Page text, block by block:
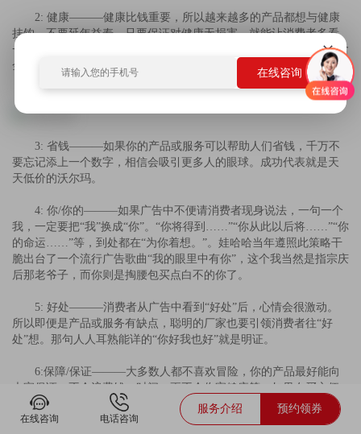
2: 健康———健康比钱重要，所以越来越多的产品都想与健康
挂钩，不要延年益寿，只要保证对健康无损害，就能让消费者多看
一眼。2002年的十大广告语“健康成就未来”不能不说是健康二字的含
金量使然。
3: 省钱———如果你的产品或服务可以帮助人们省钱，千万不
要忘记添上一个数字，相信会吸引更多人的眼球。成功代表就是天
天低价的沃尔玛。
4: 你/你的———如果广告中不便请消费者现身说法，一句一个
我，一定要把“我”换成“你”。“你将得到……”“你从此以后将……”“你
的命运……”等，到处都在“为你着想。”。娃哈哈当年遵照此策略干
脆出台了一个流行广告歌曲“我的眼里中有你”，这个我当然是指宗庆
后那老爷子，而你则是掏腰包买点白不的你了。
5: 好处———消费者从广告中看到“好处”后，心情会很激动。
所以即便是产品或服务有缺点，聪明的厂家也要引领消费者往“好
处”想。那句人人耳熟能详的“你好我也好”就是明证。
6:保障/保证———大多数人都不喜欢冒险，你的产品最好能向
大家保证，不会浪费钱、时间、更不会伤害健康等。如果在买方便
面时，哪家包装上没标明“绝不添加任何防腐剂”，我敢断言，没人会
买。
在线咨询 电话咨询
服务介绍 预约领券
在线咨询